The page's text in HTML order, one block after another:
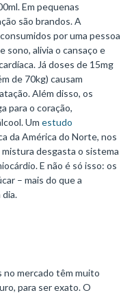
Em pequenas
são brandos. A
por uma pessoa
sono, alivia o cansaço e
Já doses de 15mg
de 70kg) causam
Além disso, os
para o coração,
Um estudo
da América do Norte, nos
desgasta o sistema
E não é só isso: os
– mais do que a
dia.
no mercado têm muito
para ser exato. O